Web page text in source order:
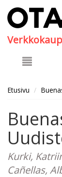
Etusivu
Kurki,
Cañellas,